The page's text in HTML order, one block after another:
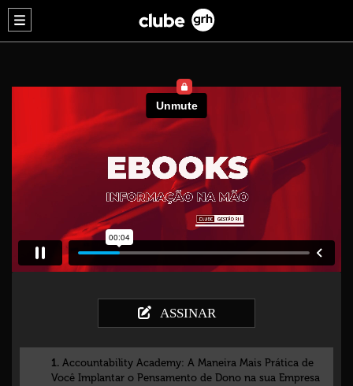
ASSINAR
1. Accountability Academy: A Maneira Mais Prática de
Você Implantar o Pensamento de Dono na sua Empresa